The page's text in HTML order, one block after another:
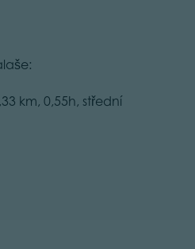
km, 0,55h, střední